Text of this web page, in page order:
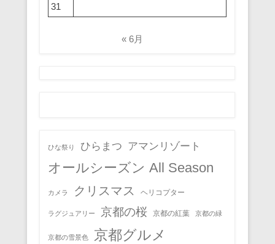
31
« 6月
ひな祭り ひらまつ アマンリゾート
オールシーズン All Season
カメラ クリスマス ヘリコプター
ラグジュアリー 京都の桜 京都の紅葉 京都の緑
京都の雪景色 京都グルメ